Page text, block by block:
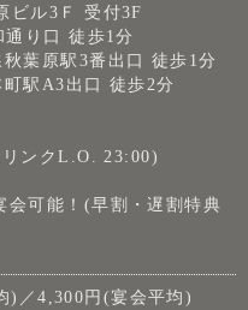
ビル3Ｆ 受付3F
通り口 徒歩1分
葉原駅3番出口 徒歩1分
駅A3出口 徒歩2分
ンクL.O. 23:00)
会可能！(早割・遅割特典
)／4,300円(宴会平均)